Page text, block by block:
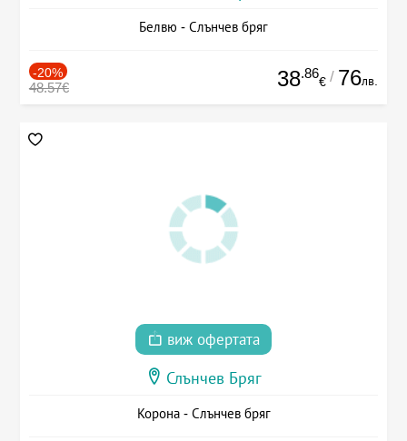
Белвю - Слънчев бряг
-20%
48.57€ 38.86
€ / 76лв.
виж офертата
Слънчев Бряг
Корона - Слънчев бряг